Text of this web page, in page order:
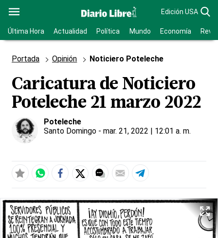
Edición USA
Última Hora Actualidad Política Mundo Economía
Portada Opinión Noticiero Poteleche
Caricatura de Noticiero
Poteleche 21 marzo 2022
Poteleche
Santo Domingo - mar. 21, 2022 | 12:01 a. m.